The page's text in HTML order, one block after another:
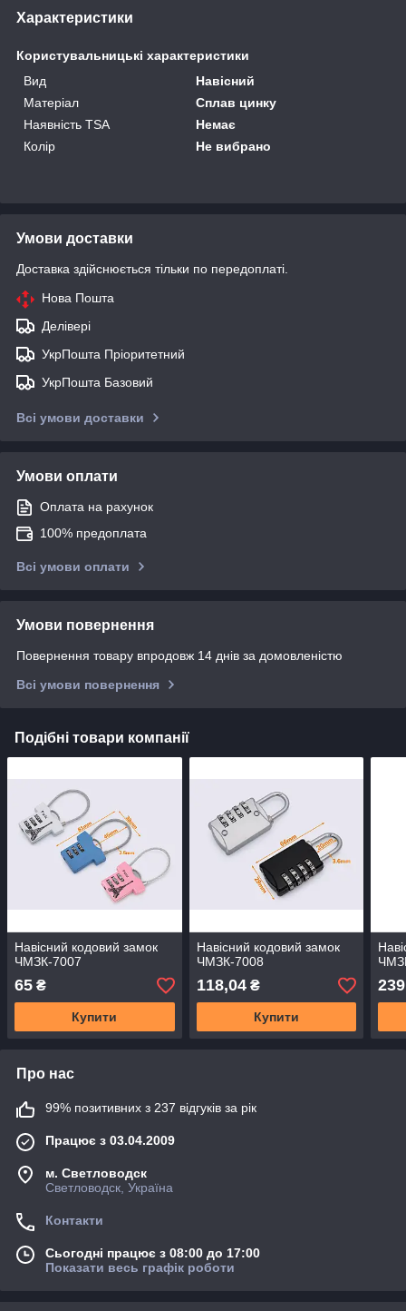
Характеристики
Користувальницькі характеристики
Вид
Навісний
Матеріал
Сплав цинку
Наявність TSA
Немає
Колір
Не вибрано
Умови доставки
Доставка здійснюється тільки по передоплаті.
Нова Пошта
Делівері
УкрПошта Пріоритетний
УкрПошта Базовий
Всі умови доставки
Умови оплати
Оплата на рахунок
100% предоплата
Всі умови оплати
Умови повернення
Повернення товару впродовж 14 днів за домовленістю
Всі умови повернення
Подібні товари компанії
Навісний кодовий замок
ЧМЗК-7007
65 ₴
Купити
Навісний кодовий замок
ЧМЗК-7008
118,04₴
Купити
Про нас
99% позитивних з 237 відгуків за рік
Працює з 03.04.2009
м. Светловодск
Светловодск, Україна
Контакти
Сьогодні працює з 08:00 до 17:00
Показати весь графік роботи